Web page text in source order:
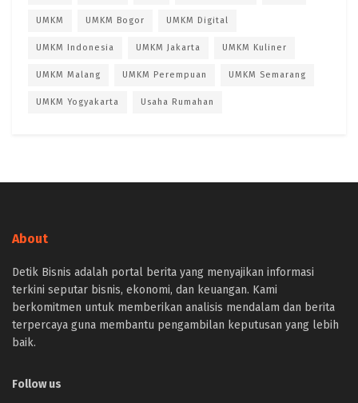
UMKM UMKM Bogor UMKM Digital
UMKM Indonesia UMKM Jakarta UMKM Kuliner
UMKM Malang UMKM Perempuan UMKM Semarang
UMKM Yogyakarta Usaha Rumahan
About
Detik Bisnis adalah portal berita yang menyajikan informasi
terkini seputar bisnis, ekonomi, dan keuangan. Kami
berkomitmen untuk memberikan analisis mendalam dan berita
terpercaya guna membantu pengambilan keputusan yang lebih
baik.
Follow us